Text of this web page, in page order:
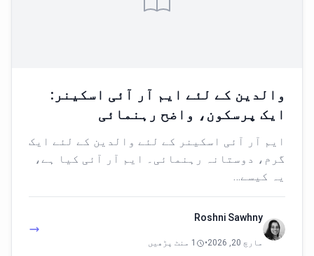
والدین کے لئے ایم آر آئی اسکینر:
ایک پرسکون، واضح رہنمائی
ایم آر آئی اسکینر کے لئے والدین کے لئے ایک
گرم، دوستانہ رہنمائی۔ ایم آر آئی کیا ہے،
یہ کیسے…
Roshni Sawhny
مارچ 20, 2026 • 1 منٹ پڑھیں